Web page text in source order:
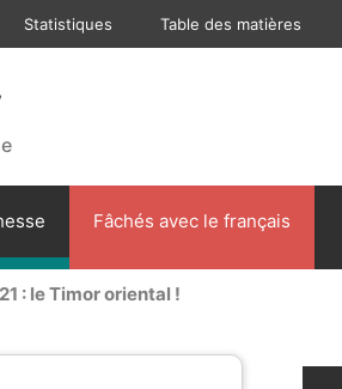
Statistiques Table des matières
Fâchés avec le français
: le Timor oriental !